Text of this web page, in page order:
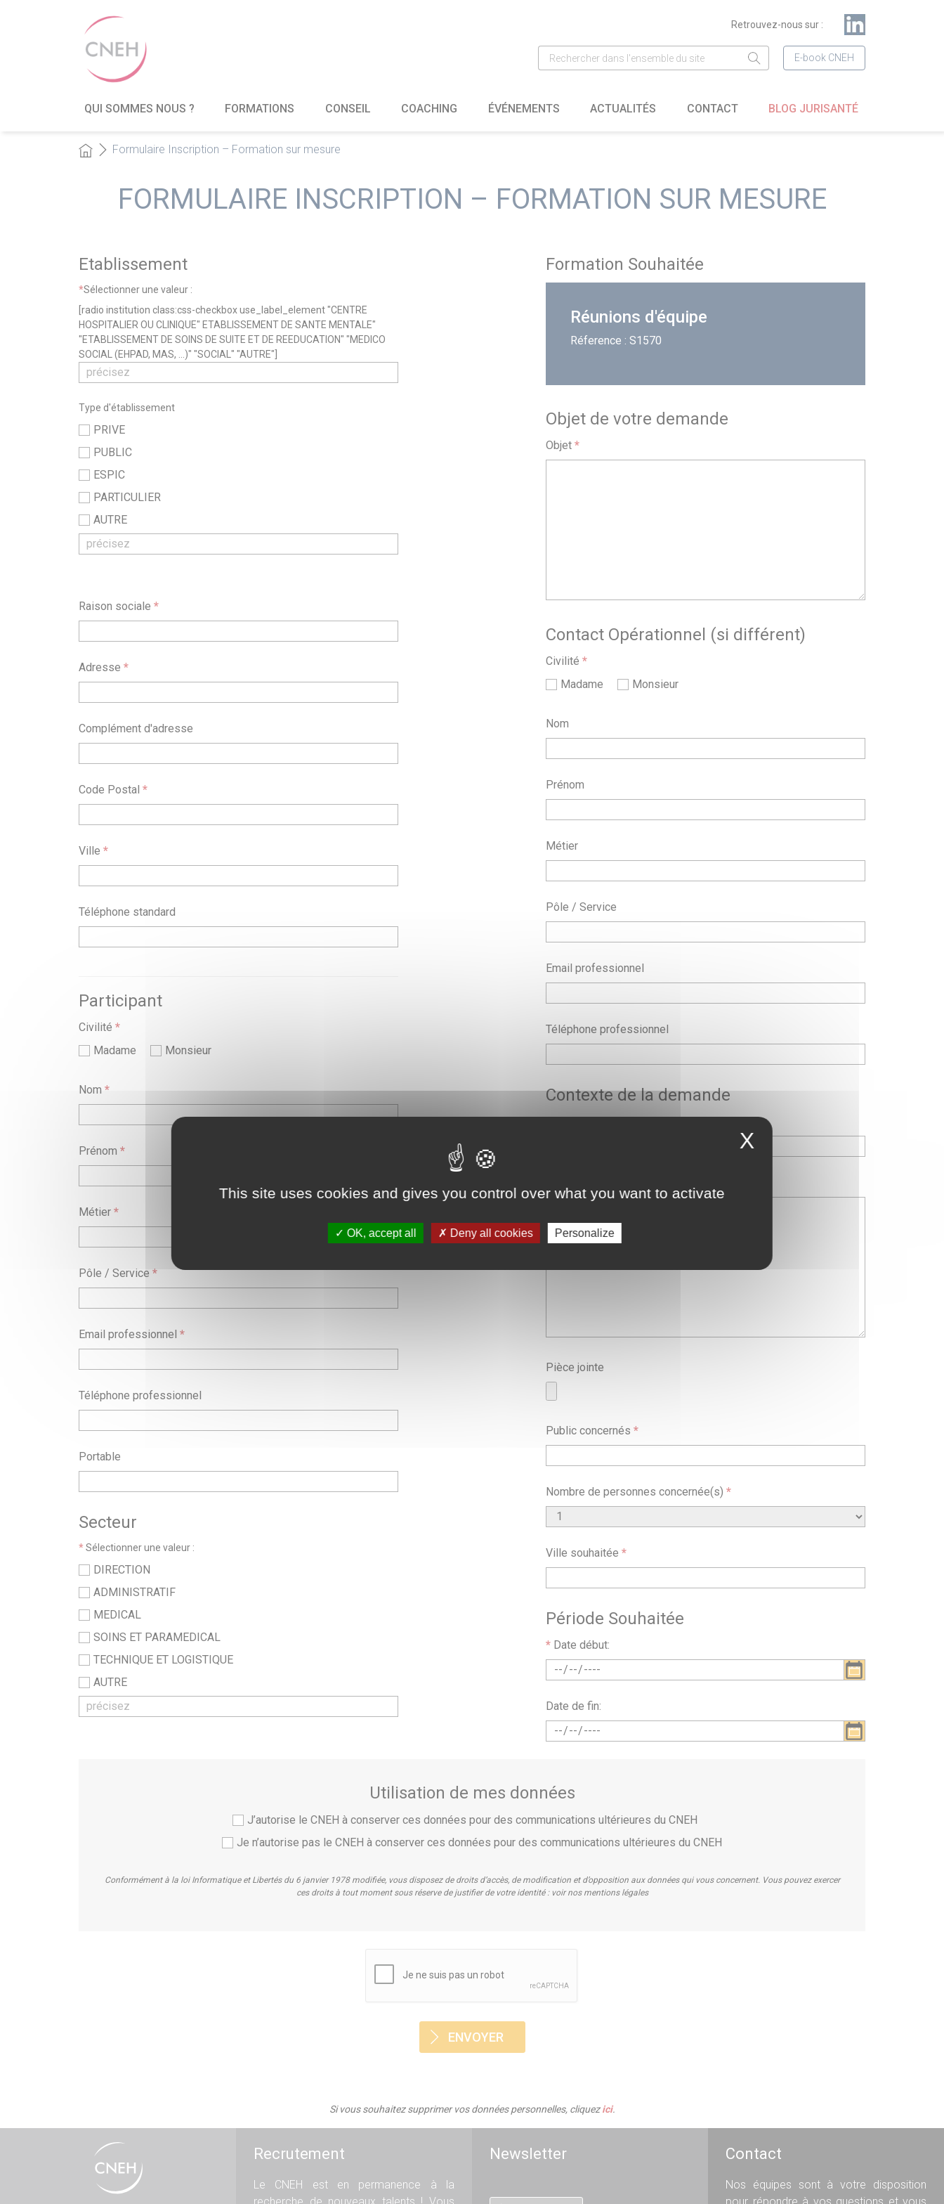
Retrouvez-nous sur :
E-book CNEH
QUI SOMMES NOUS ? FORMATIONS CONSEIL COACHING ÉVÉNEMENTS ACTUALITÉS CONTACT BLOG JURISANTÉ
Formulaire Inscription – Formation sur mesure
FORMULAIRE INSCRIPTION – FORMATION SUR MESURE
Etablissement
*Sélectionner une valeur :
[radio institution class:css-checkbox use_label_element "CENTRE
HOSPITALIER OU CLINIQUE" ETABLISSEMENT DE SANTE MENTALE"
"ETABLISSEMENT DE SOINS DE SUITE ET DE REEDUCATION" "MEDICO
SOCIAL (EHPAD, MAS, ...)" "SOCIAL" "AUTRE"]
Type d'établissement
PRIVE
PUBLIC
ESPIC
PARTICULIER
AUTRE
Raison sociale *
Adresse *
Complément d'adresse
Code Postal *
Ville *
Téléphone standard
Participant
Civilité *
Madame
Monsieur
Nom *
Prénom *
Métier *
Pôle / Service *
Email professionnel *
Téléphone professionnel
Portable
Secteur
*Sélectionner une valeur :
DIRECTION
ADMINISTRATIF
MEDICAL
SOINS ET PARAMEDICAL
TECHNIQUE ET LOGISTIQUE
AUTRE
Formation Souhaitée
Réunions d'équipe
Réference : S1570
Objet de votre demande
Objet *
Contact Opérationnel (si différent)
Civilité *
Madame
Monsieur
Nom
Prénom
Métier
Pôle / Service
Email professionnel
Téléphone professionnel
Contexte de la demande
Objet*
Pièce jointe
Public concernés *
Nombre de personnes concernée(s) *
Ville souhaitée *
Période Souhaitée
* Date début:
Date de fin:
Utilisation de mes données
J’autorise le CNEH à conserver ces données pour des communications ultérieures du CNEH
Je n’autorise pas le CNEH à conserver ces données pour des communications ultérieures du CNEH
Conformément à la loi Informatique et Libertés du 6 janvier 1978 modifiée, vous disposez de droits d’accès, de modification et d’opposition aux données qui vous concernent. Vous pouvez exercer
ces droits à tout moment sous réserve de justifier de votre identité : voir nos mentions légales
Si vous souhaitez supprimer vos données personnelles, cliquezici.
Recrutement
Le CNEH est en permanence à la
Newsletter Contact
Nos équipes sont à votre disposition
X
This site uses cookies and gives you control over what you want to activate
OK, accept all Deny all cookies Personalize